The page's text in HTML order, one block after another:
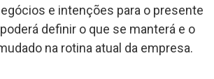
e intenções para o presente
definir o que se manterá e o
na rotina atual da empresa.